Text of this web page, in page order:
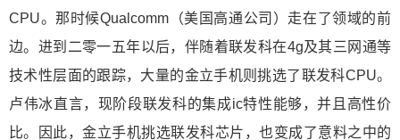
CPU。那时候Qualcomm（美国高通公司）走在了领域的前
边。进到二零一五年以后，伴随着联发科在4g及其三网通等
技术性层面的跟踪，大量的金立手机则挑选了联发科CPU。
卢伟冰直言，现阶段联发科的集成ic特性能够，并且高性价
比。因此，金立手机挑选联发科芯片，也变成了意料之中的